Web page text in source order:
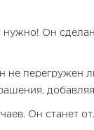
Он
не
Он